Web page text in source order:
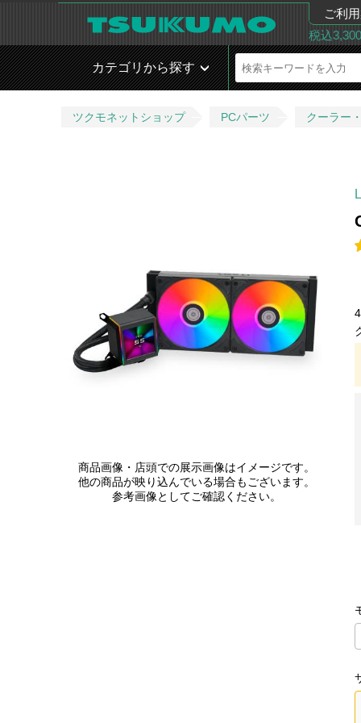
ご利
税込
カテゴリから探す
ツクモネットショップ PCパーツ クーラー
商品画像・店頭での展示画像はイメージです。
他の商品が映り込んでいる場合もございます。
参考画像としてご確認ください。